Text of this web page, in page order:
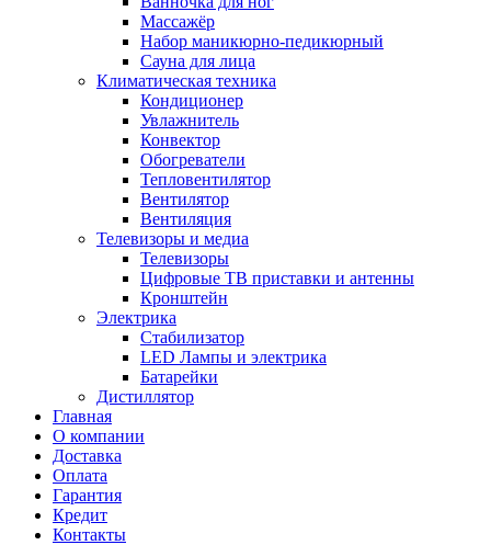
Массажёр
Набор маникюрно-педикюрный
Сауна для лица
Климатическая техника
Кондиционер
Увлажнитель
Конвектор
Обогреватели
Тепловентилятор
Вентилятор
Вентиляция
Телевизоры и медиа
Телевизоры
Цифровые ТВ приставки и антенны
Кронштейн
Электрика
Стабилизатор
LED Лампы и электрика
Батарейки
Дистиллятор
Главная
О компании
Доставка
Оплата
Гарантия
Кредит
Контакты